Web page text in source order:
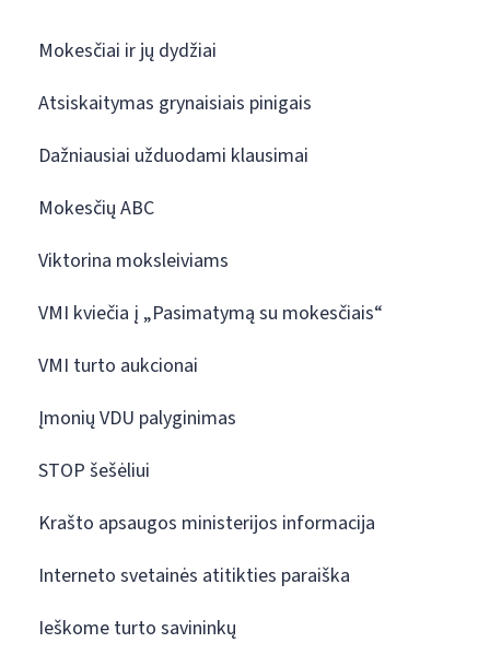
Mokesčiai ir jų dydžiai
Atsiskaitymas grynaisiais pinigais
Dažniausiai užduodami klausimai
Mokesčių ABC
Viktorina moksleiviams
VMI kviečia į „Pasimatymą su mokesčiais“
VMI turto aukcionai
Įmonių VDU palyginimas
STOP šešėliui
Krašto apsaugos ministerijos informacija
Interneto svetainės atitikties paraiška
Ieškome turto savininkų